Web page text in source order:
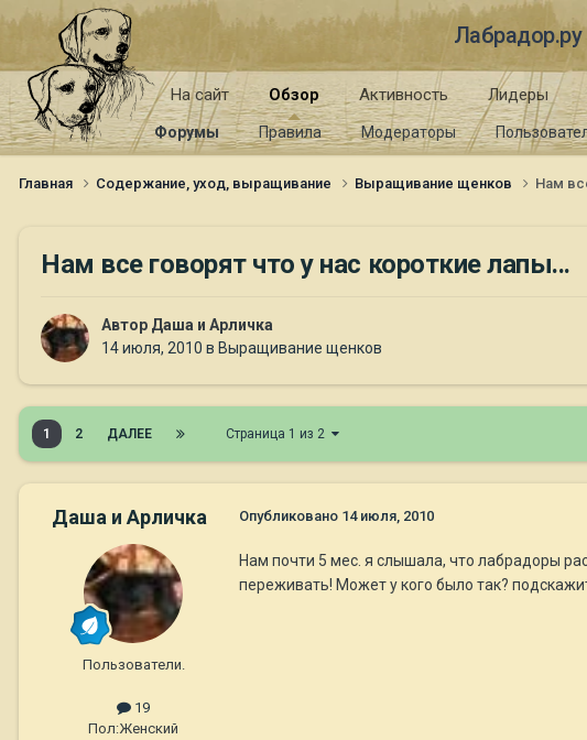
На сайт Обзор
Форумы Правила Модераторы
Активность Лидеры
Главная Содержание, уход, выращивание Выращивание щенков Нам
Нам все говорят что у нас короткие лапы...
Автор Даша и Арличка
14 июля, 2010 в Выращивание щенков
1 2 ДАЛЕЕ Страница 1 из 2
Даша и Арличка
Пользователи.
19
Пол:Женский
Опубликовано 14 июля, 2010
Нам почти 5 мес. я слышала, что лабрадоры
переживать! Может у кого было так?